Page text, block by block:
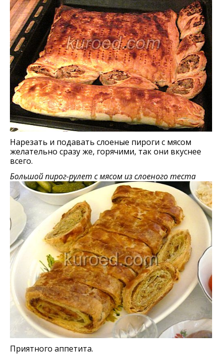
Нарезать и подавать слоеные пироги с мясом
желательно сразу же, горячими, так они вкуснее
всего.
Большой пирог-рулет с мясом из слоеного теста
Приятного аппетита.